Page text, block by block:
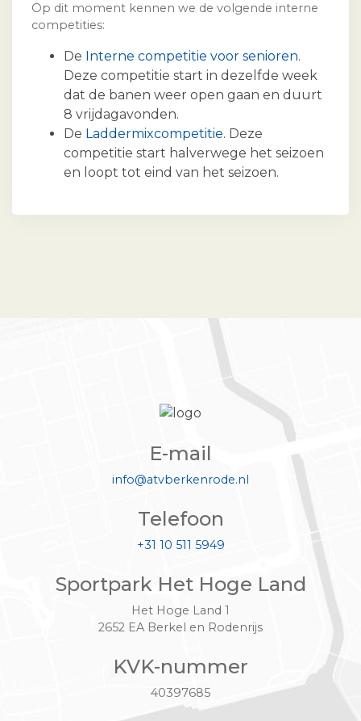
Op dit moment kennen we de volgende interne
competities:
De Interne competitie voor senioren.
Deze competitie start in dezelfde week
dat de banen weer open gaan en duurt
8 vrijdagavonden.
De Laddermixcompetitie. Deze
competitie start halverwege het seizoen
en loopt tot eind van het seizoen.
E-mail
info@atvberkenrode.nl
Telefoon
+31 10 511 5949
Sportpark Het Hoge Land
Het Hoge Land 1
2652 EA Berkel en Rodenrijs
KVK-nummer
40397685